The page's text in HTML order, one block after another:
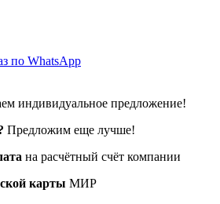
по WhatsApp
индивидуальное предложение!
Предложим еще лучше!
на расчётный счёт компании
карты МИР